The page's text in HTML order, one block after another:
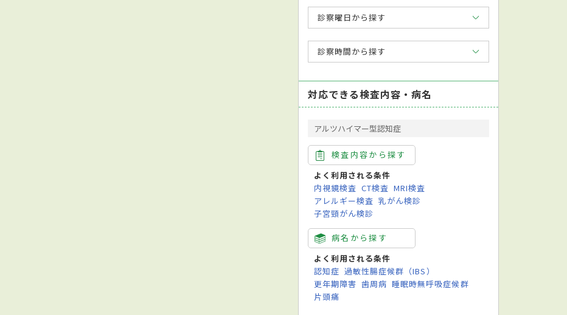
診察曜日から探す
診察時間から探す
対応できる検査内容・病名
アルツハイマー型認知症
検査内容から探す
よく利用される条件
内視鏡検査 CT検査 MRI検査
アレルギー検査 乳がん検診
子宮頸がん検診
病名から探す
よく利用される条件
認知症 過敏性腸症候群（IBS）
更年期障害 歯周病 睡眠時無呼吸症候群
片頭痛